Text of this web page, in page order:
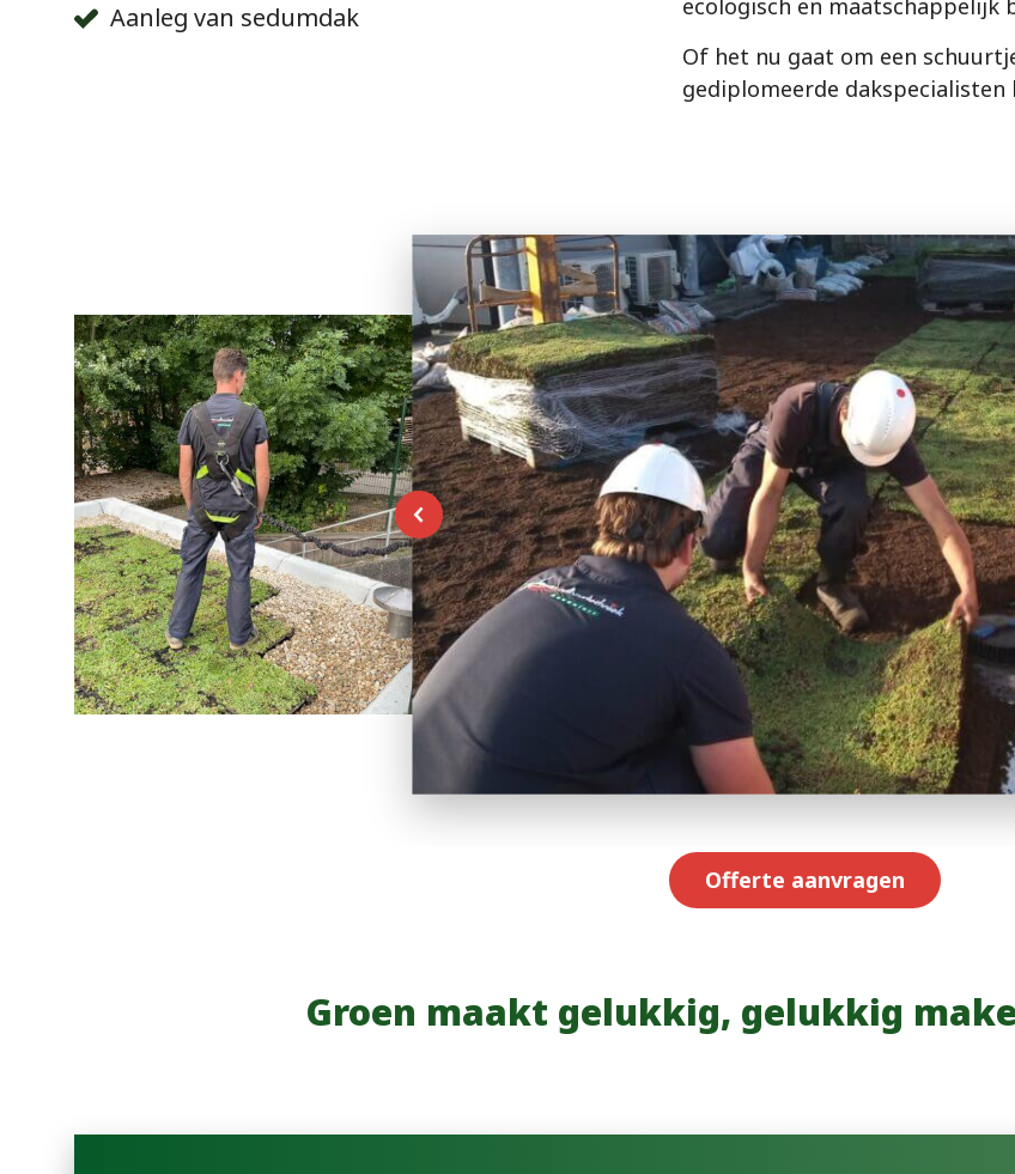
Of het nu gaat om een
gediplomeerde dakspecialisten
Aanleg van sedumdak
Offerte aanvragen
Groen maakt gelukkig, gelukkig